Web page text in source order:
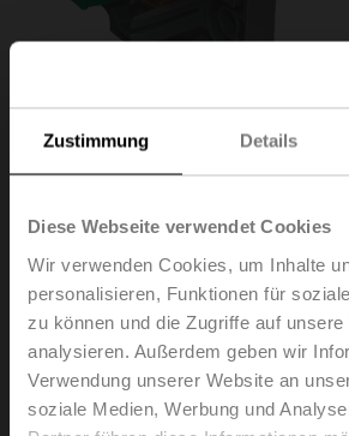
Zustimmung Details
Diese Webseite verwendet Cookies
Wir verwenden Cookies, um Inhalte
personalisieren, Funktionen für
zu können und die Zugriffe auf
analysieren. Außerdem geben wir
Verwendung unserer Website an
soziale Medien, Werbung und
ZBAT95
Ersatzauslöseelement für BAT,
95°C (Farbe grau), Sondenlänge 65
Der Austausch des
Fachpersonal zulässig. Die